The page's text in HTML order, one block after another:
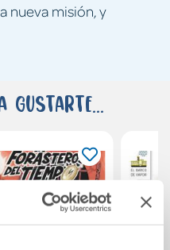
nueva misión, y
gustarte...